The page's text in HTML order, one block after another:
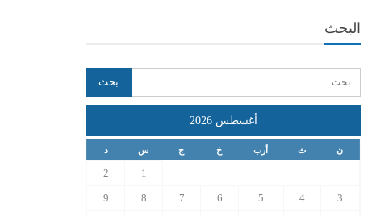
البحث
أغسطس 2026
ن ث أرب خ ج س د
1
2
3
4
5
6
7
8
9